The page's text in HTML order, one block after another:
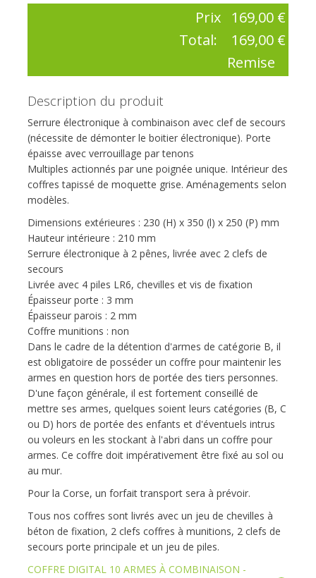
Prix 169,00 €
Total:
169,00 €
Remise
Description du produit
Serrure électronique à combinaison avec clef de secours
(nécessite de démonter le boitier électronique). Porte
épaisse avec verrouillage par tenons
Multiples actionnés par une poignée unique. Intérieur des
coffres tapissé de moquette grise. Aménagements selon
modèles.
Dimensions extérieures : 230 (H) x 350 (l) x 250 (P) mm
Hauteur intérieure : 210 mm
Serrure électronique à 2 pênes, livrée avec 2 clefs de
secours
Livrée avec 4 piles LR6, chevilles et vis de fixation
Épaisseur porte : 3 mm
Épaisseur parois : 2 mm
Coffre munitions : non
Dans le cadre de la détention d'armes de catégorie B, il
est obligatoire de posséder un coffre pour maintenir les
armes en question hors de portée des tiers personnes.
D'une façon générale, il est fortement conseillé de
mettre ses armes, quelques soient leurs catégories (B, C
ou D) hors de portée des enfants et d'éventuels intrus
ou voleurs en les stockant à l'abri dans un coffre pour
armes. Ce coffre doit impérativement être fixé au sol ou
au mur.
Pour la Corse, un forfait transport sera à prévoir.
Tous nos coffres sont livrés avec un jeu de chevilles à
béton de fixation, 2 clefs coffres à munitions, 2 clefs de
secours porte principale et un jeu de piles.
COFFRE DIGITAL 10 ARMES À COMBINAISON -